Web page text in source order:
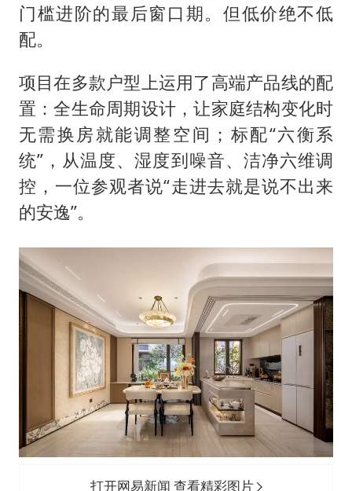
门槛进阶的最后窗口期。但低价绝不低
配。
项目在多款户型上运用了高端产品线的配
置：全生命周期设计，让家庭结构变化时
无需换房就能调整空间；标配“六衡系
统”，从温度、湿度到噪音、洁净六维调
控，一位参观者说“走进去就是说不出来
的安逸”。
打开网易新闻 查看精彩图片